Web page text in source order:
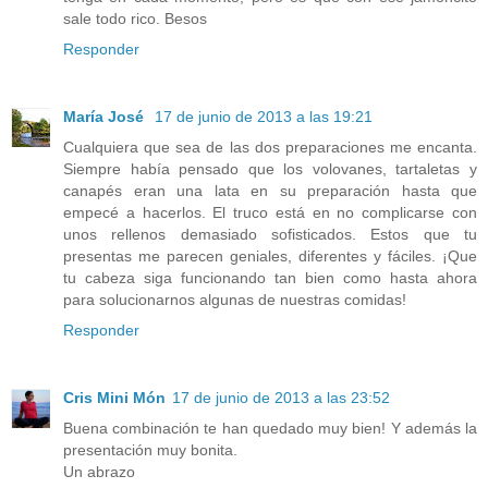
sale todo rico. Besos
Responder
María José
17 de junio de 2013 a las 19:21
Cualquiera que sea de las dos preparaciones me encanta.
Siempre había pensado que los volovanes, tartaletas y
canapés eran una lata en su preparación hasta que
empecé a hacerlos. El truco está en no complicarse con
unos rellenos demasiado sofisticados. Estos que tu
presentas me parecen geniales, diferentes y fáciles. ¡Que
tu cabeza siga funcionando tan bien como hasta ahora
para solucionarnos algunas de nuestras comidas!
Responder
Cris Mini Món 17 de junio de 2013 a las 23:52
Buena combinación te han quedado muy bien! Y además la
presentación muy bonita.
Un abrazo